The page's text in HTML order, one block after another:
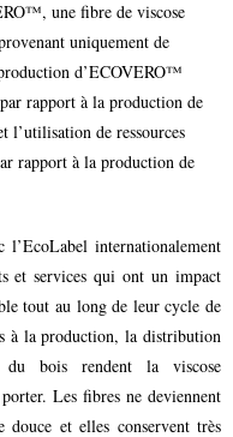
une fibre de viscose
uniquement de
d’ECOVERO™
rapport à la production de
l’utilisation de ressources
rapport à la production de
internationalement
et services qui ont un impact
tout au long de leur cycle de
à la production, la distribution
du bois rendent la viscose
Les fibres ne deviennent
douce et elles conservent très